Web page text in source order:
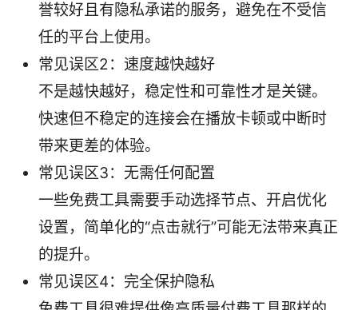
誉较好且有隐私承诺的服务，避免在不受信
任的平台上使用。
常见误区2：速度越快越好
不是越快越好，稳定性和可靠性才是关键。
快速但不稳定的连接会在播放卡顿或中断时
带来更差的体验。
常见误区3：无需任何配置
一些免费工具需要手动选择节点、开启优化
设置，简单化的“点击就行”可能无法带来真正
的提升。
常见误区4：完全保护隐私